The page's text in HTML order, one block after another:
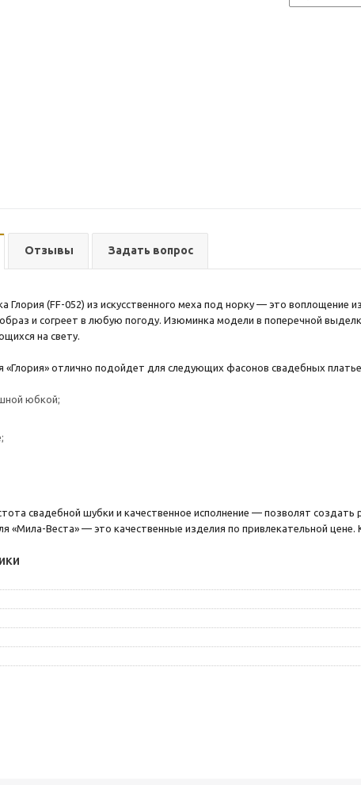
Отзывы Задать вопрос
Глория (FF-052) из искусственного меха под норку — это воплощение
и согреет в любую погоду. Изюминка модели в поперечной
на свету.
«Глория» отлично подойдет для следующих фасонов свадебных
юбкой;
свадебной шубки и качественное исполнение — позволят создать
«Мила-Веста» — это качественные изделия по привлекательной